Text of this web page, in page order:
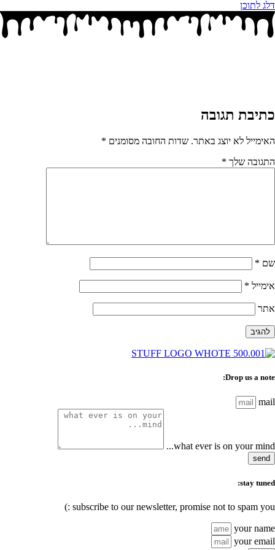
דלג לתוכן
כתיבת תגובה
האימייל לא יוצג באתר. שדות החובה מסומנים *
התגובה שלך *
שם *
אימייל *
אתר
Drop us a note:
mail
what ever is on your mind...
send
stay tuned:
subscribe to our newsletter, promise not to spam you :)
your name
your email